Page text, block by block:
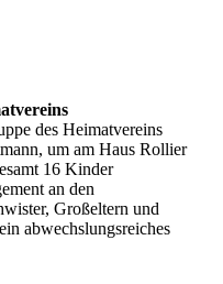
des Heimatvereins
um am Haus Rollier
16 Kinder
an den
Großeltern und
abwechslungsreiches